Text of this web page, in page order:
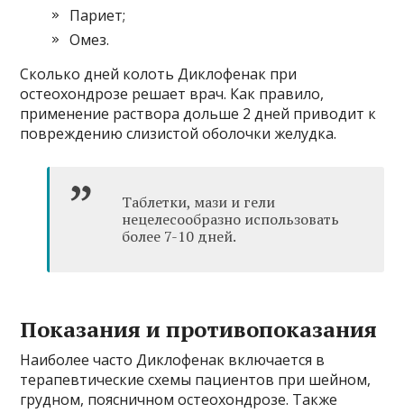
Париет;
Омез.
Сколько дней колоть Диклофенак при
остеохондрозе решает врач. Как правило,
применение раствора дольше 2 дней приводит к
повреждению слизистой оболочки желудка.
Таблетки, мази и гели
нецелесообразно использовать
более 7-10 дней.
Показания и противопоказания
Наиболее часто Диклофенак включается в
терапевтические схемы пациентов при шейном,
грудном, поясничном остеохондрозе. Также